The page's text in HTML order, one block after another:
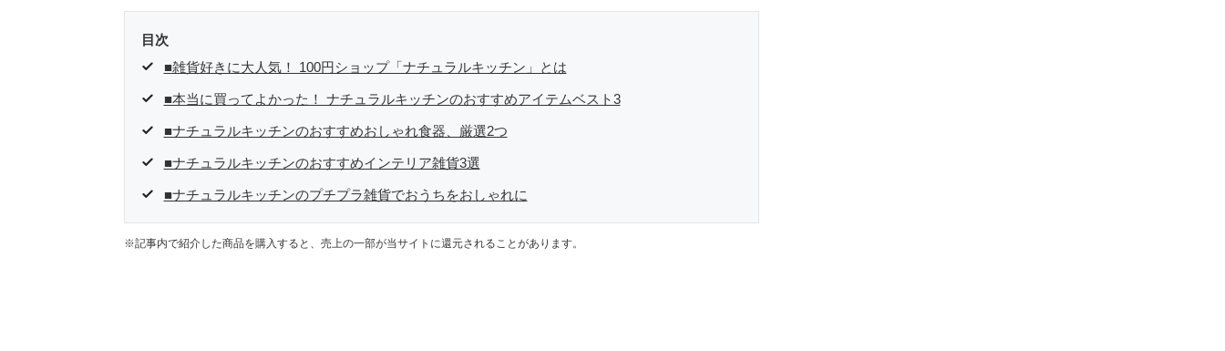
いた時間でできるオークションに目をつける。しかし、取引の仕方がわからずに、まずは落札者として参加。その後、出
を生活の一部に取り入れるべく、「ネットオークションやフリマアプリは生活のインフラになる」という考えを持つ。ま
た消費税増税の社会においては、ネットオークションやフリマアプリが家計の救世主になりえると考え、業者とは違う視
目次
■雑貨好きに大人気！ 100円ショップ「ナチュラルキッチン」とは
■本当に買ってよかった！ ナチュラルキッチンのおすすめアイテムベスト3
■ナチュラルキッチンのおすすめおしゃれ食器、厳選2つ
■ナチュラルキッチンのおすすめインテリア雑貨3選
■ナチュラルキッチンのプチプラ雑貨でおうちをおしゃれに
※記事内で紹介した商品を購入すると、売上の一部が当サイトに還元されることがあります。